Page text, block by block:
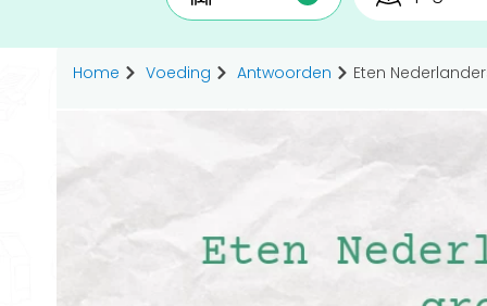
Home Voeding Antwoorden Eten